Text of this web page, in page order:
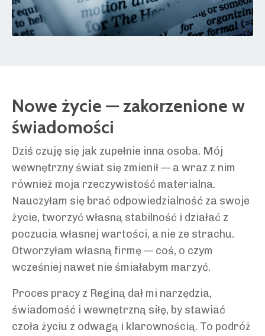
Nowe życie — zakorzenione w
świadomości
Dziś czuję się jak zupełnie inna osoba. Mój
wewnętrzny świat się zmienił — a wraz z nim
również moja rzeczywistość materialna.
Nauczyłam się brać odpowiedzialność za swoje
życie, tworzyć własną stabilność i działać z
poczucia własnej wartości, a nie ze strachu.
Otworzyłam własną firmę — coś, o czym
wcześniej nawet nie śmiałabym marzyć.
Proces pracy z Reginą dał mi narzędzia,
świadomość i wewnętrzną siłę, by stawiać
czoła życiu z odwagą i klarownością. To podróż